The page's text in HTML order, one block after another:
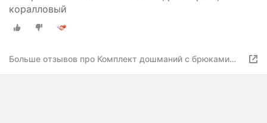
коралловый
Больше отзывов про Комплект дошманий с брюками